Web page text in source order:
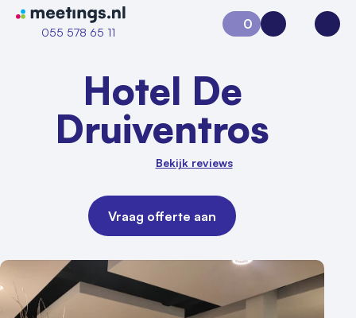
Naar home van Meetings
055 578 65 11
Vraag locatie aan
Locatiegids
0
Aanvraag 0Inloggen
Hotel De
Druiventros
Bekijk reviews
Vraag offerte aan